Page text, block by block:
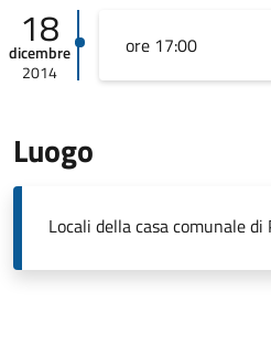
18
dicembre
2014
ore 17:00
Luogo
Locali della casa comunale